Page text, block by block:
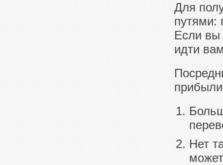
Для
путями:
Если вы
идти
Нет